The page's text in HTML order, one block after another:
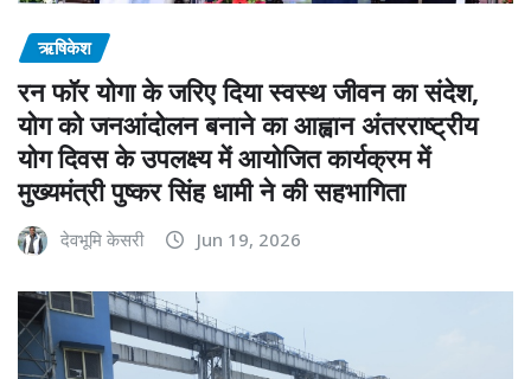
ऋषिकेश
रन फॉर योगा के जरिए दिया स्वस्थ जीवन का संदेश,
योग को जनआंदोलन बनाने का आह्वान अंतरराष्ट्रीय
योग दिवस के उपलक्ष्य में आयोजित कार्यक्रम में
मुख्यमंत्री पुष्कर सिंह धामी ने की सहभागिता
देवभूमि केसरी Jun 19, 2026